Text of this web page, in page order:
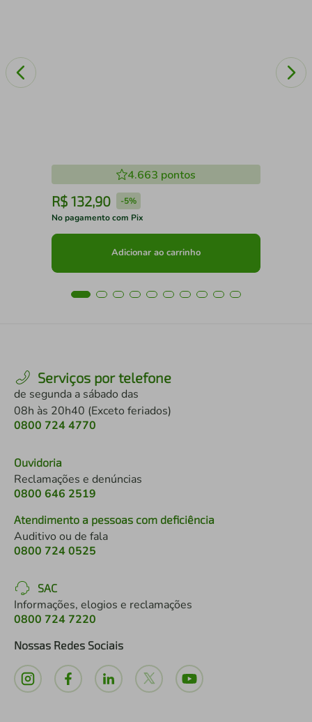
4.663 pontos
R$ 132,90 -5%
No pagamento com Pix
Adicionar ao carrinho
Serviços por telefone
de segunda a sábado das
08h às 20h40 (Exceto feriados)
0800 724 4770
Ouvidoria
Reclamações e denúncias
0800 646 2519
Atendimento a pessoas com deficiência
Auditivo ou de fala
0800 724 0525
SAC
Informações, elogios e reclamações
0800 724 7220
Nossas Redes Sociais